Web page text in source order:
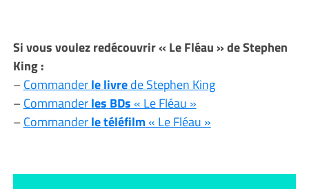
Si vous voulez redécouvrir « Le Fléau » de Stephen
King :
–Commanderle livrede Stephen King
–Commanderles BDs« Le Fléau »
–Commanderle téléfilm« Le Fléau »